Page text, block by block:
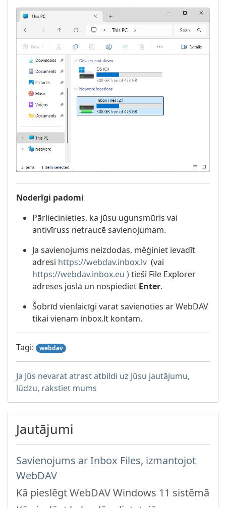
Noderīgi padomi
Pārliecinieties, ka jūsu ugunsmūris vai
antivīruss netraucē savienojumam.
Ja savienojums neizdodas, mēģiniet ievadīt
adresi https://webdav.inbox.lv (vai
https://webdav.inbox.eu ) tieši File Explorer
adreses joslā un nospiediet Enter.
Šobrīd vienlaicīgi varat savienoties ar WebDAV
tikai vienam inbox.lt kontam.
Tagi: webdav
Ja Jūs nevarat atrast atbildi uz Jūsu jautājumu,
lūdzu, rakstiet mums
Jautājumi
Savienojums ar Inbox Files, izmantojot
WebDAV
Kā pieslēgt WebDAV Windows 11 sistēmā